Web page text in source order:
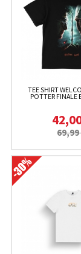
TEE SHIRT
POTTER FINALE